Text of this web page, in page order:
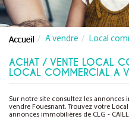
A vendre Local
ACHAT / VENTE LOCAL
LOCAL COMMERCIAL A
Sur notre site consultez les
vendre Fouesnant. Trouvez votre
annonces immobilières de CLG -